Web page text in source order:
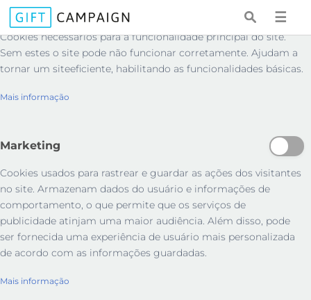
Essenciais
Cookies necessários para a funcionalidade principal do site.
Sem estes o site pode não funcionar corretamente. Ajudam a
tornar um siteeficiente, habilitando as funcionalidades básicas.
Mais informação
Marketing
Cookies usados ​​para rastrear e guardar as ações dos visitantes
no site. Armazenam dados do usuário e informações de
comportamento, o que permite que os serviços de
publicidade atinjam uma maior audiência. Além disso, pode
ser fornecida uma experiência de usuário mais personalizada
de acordo com as informações guardadas.
Mais informação
☰